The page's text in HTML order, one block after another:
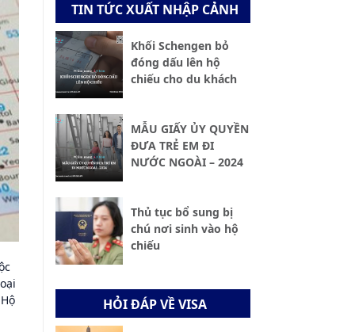
TIN TỨC XUẤT NHẬP CẢNH
Khối Schengen bỏ
đóng dấu lên hộ
chiếu cho du khách
MẪU GIẤY ỦY QUYỀN
ĐƯA TRẺ EM ĐI
NƯỚC NGOÀI – 2024
Thủ tục bổ sung bị
chú nơi sinh vào hộ
chiếu
HỎI ĐÁP VỀ VISA